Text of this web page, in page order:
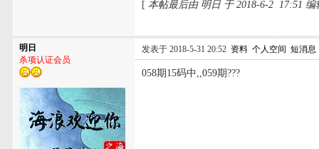
[ 本帖最后由 明日 于 2018-6-2 17:51
明日
杀项认证会员
发表于 2018-5-31 20:52 资料 个人空间 短消息
058期15码中,,059期???